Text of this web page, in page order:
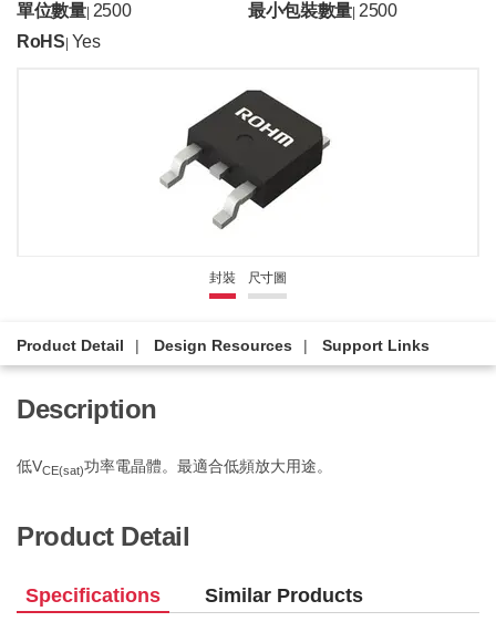
單位數量| 2500 最小包裝數量 |2500
RoHS Yes
封裝 尺寸圖
Product Detail Design Resources Support Links
Description
低VCE(sat)功率電晶體。最適合低頻放大用途。
Product Detail
Specifications Similar Products